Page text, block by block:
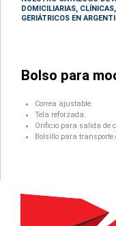
DOMICILIARIAS,
GERIÁTRICOS EN
Bolso para
Correa ajustable.
Tela reforzada.
Orificio para salida de
Bolsillo para